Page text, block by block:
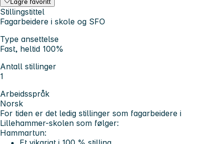
Stillingstittel
Fagarbeidere i skole og SFO
Type ansettelse
Fast, heltid 100%
Antall stillinger
1
Arbeidsspråk
Norsk
For tiden er det ledig stillinger som fagarbeidere i
Lillehammer-skolen som følger:
Hammartun: